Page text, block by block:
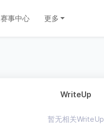
赛事中心 更多
WriteUp
暂无相关WriteUp